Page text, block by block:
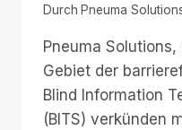
Durch Pneuma
Pneuma
Gebiet der
Blind Information
(BITS) verkünden